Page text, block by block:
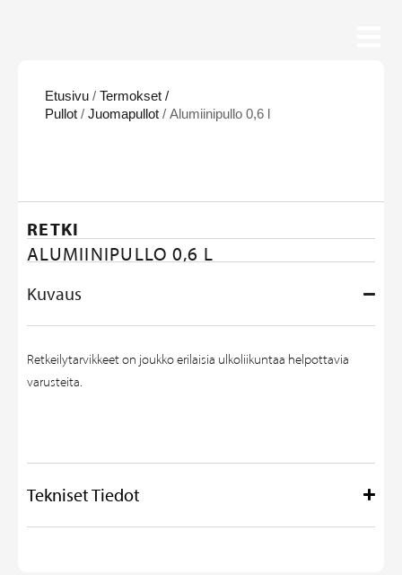
Etusivu / Termokset /
Pullot / Juomapullot / Alumiinipullo 0,6 l
RETKI
ALUMIINIPULLO 0,6 L
Kuvaus
Retkeilytarvikkeet on joukko erilaisia ulkoliikuntaa helpottavia
varusteita.
Tekniset Tiedot